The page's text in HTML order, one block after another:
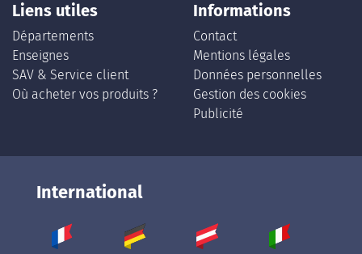
Liens utiles
Départements
Enseignes
SAV & Service client
Où acheter vos produits ?
Informations
Contact
Mentions légales
Données personnelles
Gestion des cookies
Publicité
International